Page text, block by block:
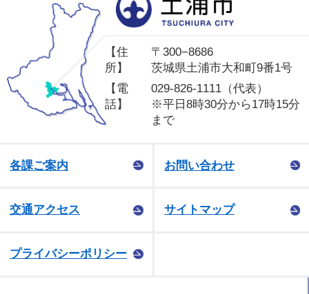
【住
所】
〒300−8686
茨城県土浦市大和町9番1号
【電
話】
029-826-1111（代表）
※平日8時30分から17時15分
まで
各課ご案内 お問い合わせ
交通アクセス サイトマップ
プライバシーポリシー